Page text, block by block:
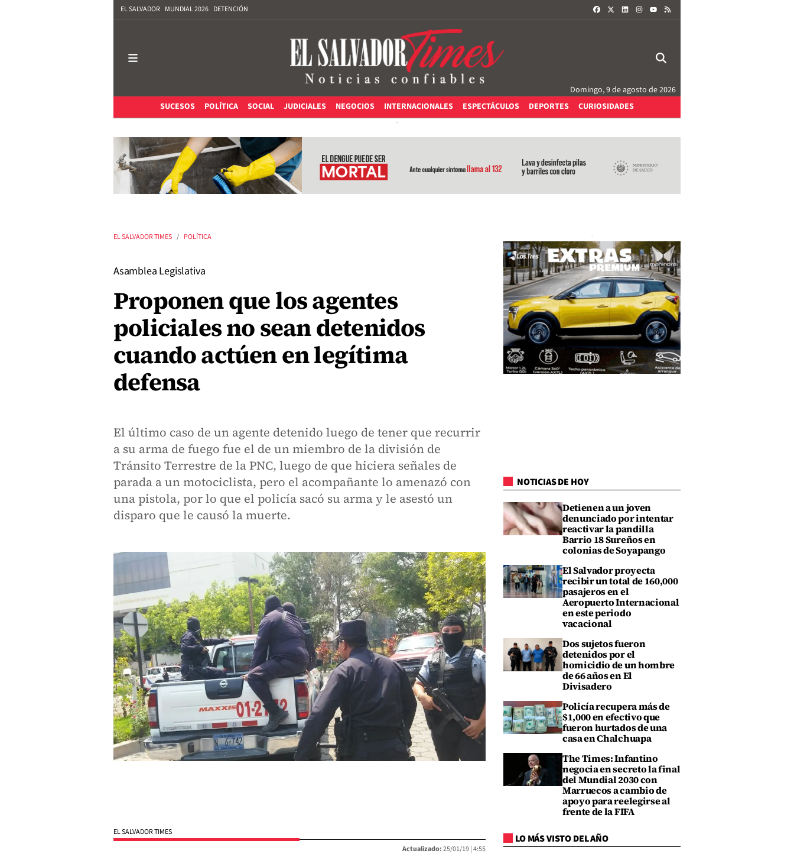
EL SALVADOR MUNDIAL 2026 DETENCIÓN FACEBOOKLINKEDININSTAGRAM
Domingo, 9 de agosto de 2026
SUCESOS
POLÍTICA SOCIAL JUDICIALES NEGOCIOS INTERNACIONALES ESPECTÁCULOS DEPORTES CURIOSIDADES
EL SALVADOR TIMES POLÍTICA
Asamblea Legislativa
Proponen que los agentes
policiales no sean detenidos
cuando actúen en legítima
defensa
El último caso de un agente detenido luego de tener que recurrir
a su arma de fuego fue el de un miembro de la división de
Tránsito Terrestre de la PNC, luego de que hiciera señales de
parada a un motociclista, pero el acompañante lo amenazó con
una pistola, por lo que el policía sacó su arma y le asestó un
disparo que le causó la muerte.
EL SALVADOR TIMES
Actualizado:25/01/19 |4:55
NOTICIAS DE HOY
Detienen a un joven
denunciado por intentar
reactivar la pandilla
Barrio 18 Sureños en
colonias de Soyapango
El Salvador proyecta
recibir un total de 160,000
pasajeros en el
Aeropuerto Internacional
en este periodo
vacacional
Dos sujetos fueron
detenidos por el
homicidio de un hombre
de 66 años en El
Divisadero
Policía recupera más de
$1,000 en efectivo que
fueron hurtados de una
casa en Chalchuapa
The Times: Infantino
negocia en secreto la final
del Mundial 2030 con
Marruecos a cambio de
apoyo para reelegirse al
frente de la FIFA
LO MÁS VISTO DEL AÑO